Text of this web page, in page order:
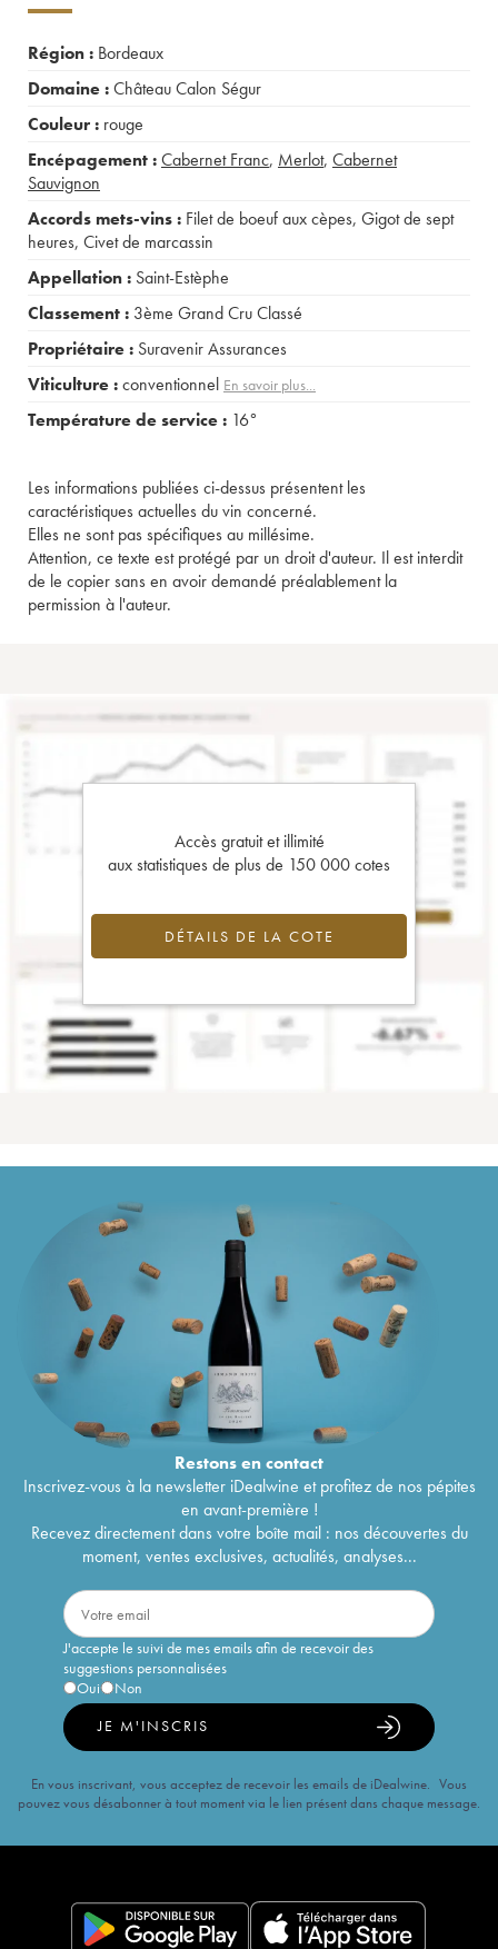
Région : Bordeaux
Domaine :Château Calon Ségur
Couleur : rouge
Encépagement :Cabernet Franc, Merlot, Cabernet
Sauvignon
Accords mets-vins : Filet de boeuf aux cèpes, Gigot de sept
heures, Civet de marcassin
Appellation : Saint-Estèphe
Classement : 3ème Grand Cru Classé
Propriétaire : Suravenir Assurances
Viticulture :conventionnel En savoir plus...
Température de service : 16°
Les informations publiées ci-dessus présentent les
caractéristiques actuelles du vin concerné.
Elles ne sont pas spécifiques au millésime.
Attention, ce texte est protégé par un droit d'auteur. Il est interdit
de le copier sans en avoir demandé préalablement la
permission à l'auteur.
Accès gratuit et illimité
aux statistiques de plus de 150 000 cotes
DÉTAILS DE LA COTE
Restons encontact
Inscrivez-vous à la newsletter iDealwine et profitez de nos pépites
en avant-première !
Recevez directement dans votre boîte mail : nos découvertes du
moment, ventes exclusives, actualités, analyses...
J'accepte le suivi de mes emails afin de recevoir des
suggestions personnalisées
Oui
Non
JE M'INSCRIS
En vous inscrivant, vous acceptez de recevoir les emails de iDealwine. Vous
pouvez vous désabonner à tout moment via le lien présent dans chaque message.